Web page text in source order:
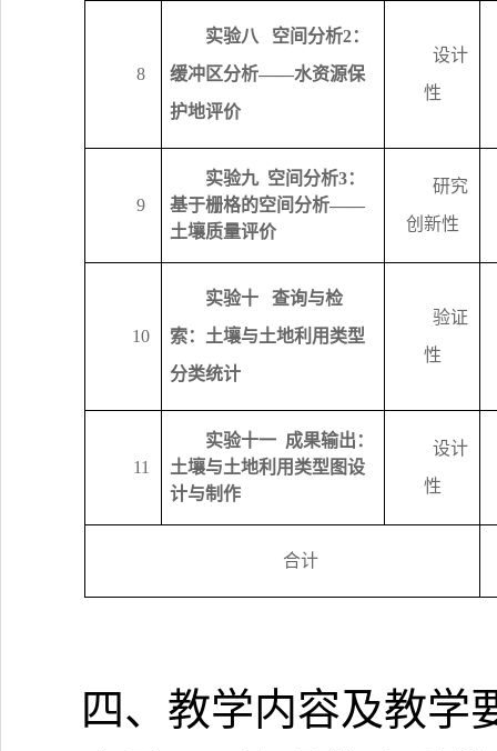
8
实验八 空间分析2：
缓冲区分析——水资源保
护地评价
设计
性
9
实验九 空间分析3：
基于栅格的空间分析——
土壤质量评价
研究
创新性
10
实验十
查询与检
索：土壤与土地利用类型
分类统计
验证
性
11
实验十一 成果输出：
土壤与土地利用类型图设
计与制作
设计
性
合计
四、教学内容及教学